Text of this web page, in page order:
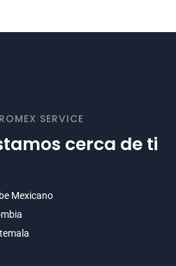
SERVICE
cerca de ti
Mexicano